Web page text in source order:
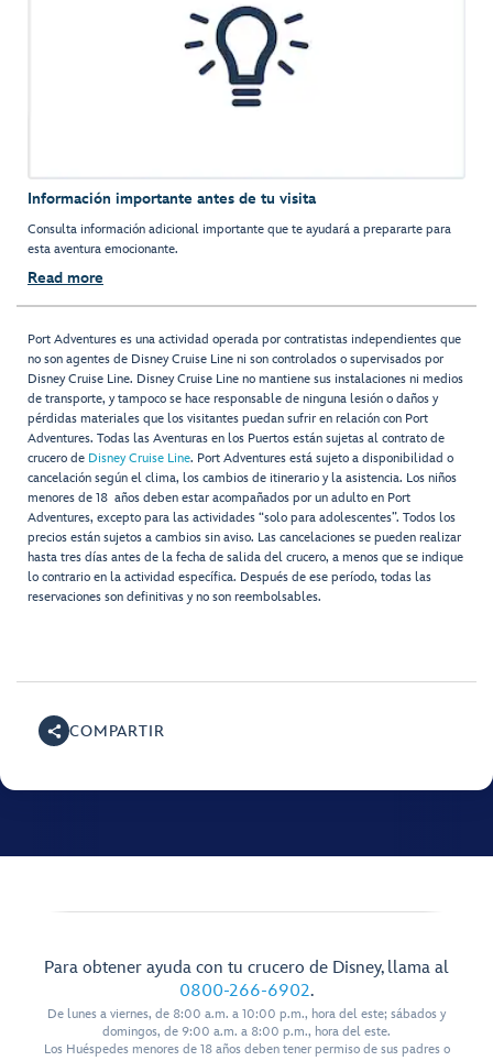
Información importante antes de tu visita
Consulta información adicional importante que te ayudará a prepararte para
esta aventura emocionante.
Read more
Port Adventures es una actividad operada por contratistas independientes que
no son agentes de Disney Cruise Line ni son controlados o supervisados por
Disney Cruise Line. Disney Cruise Line no mantiene sus instalaciones ni medios
de transporte, y tampoco se hace responsable de ninguna lesión o daños y
pérdidas materiales que los visitantes puedan sufrir en relación con Port
Adventures. Todas las Aventuras en los Puertos están sujetas al contrato de
crucero de Disney Cruise Line. Port Adventures está sujeto a disponibilidad o
cancelación según el clima, los cambios de itinerario y la asistencia. Los niños
menores de 18 años deben estar acompañados por un adulto en Port
Adventures, excepto para las actividades “solo para adolescentes”. Todos los
precios están sujetos a cambios sin aviso. Las cancelaciones se pueden realizar
hasta tres días antes de la fecha de salida del crucero, a menos que se indique
lo contrario en la actividad específica. Después de ese período, todas las
reservaciones son definitivas y no son reembolsables.
COMPARTIR
Para obtener ayuda con tu crucero de Disney, llama al
0800-266-6902.
De lunes a viernes, de 8:00 a.m. a 10:00 p.m., hora del este; sábados y
domingos, de 9:00 a.m. a 8:00 p.m., hora del este.
Los Huéspedes menores de 18 años deben tener permiso de sus padres o